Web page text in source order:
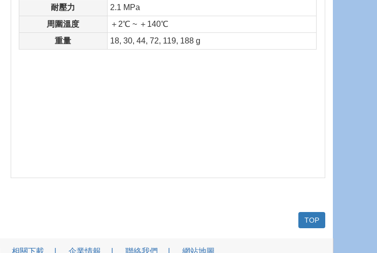
耐壓力
2.1 MPa
周圍溫度
＋2℃ ~ ＋140℃
重量
18, 30, 44, 72, 119, 188 g
TOP
相關下載 企業情報 聯絡我們 網站地圖